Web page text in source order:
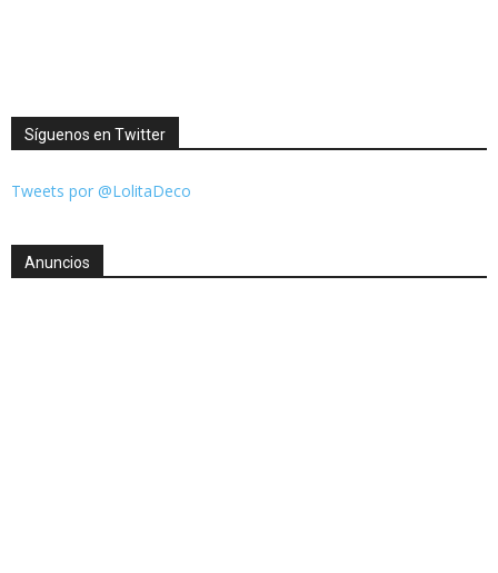
Síguenos en Twitter
Tweets por @LolitaDeco
Anuncios